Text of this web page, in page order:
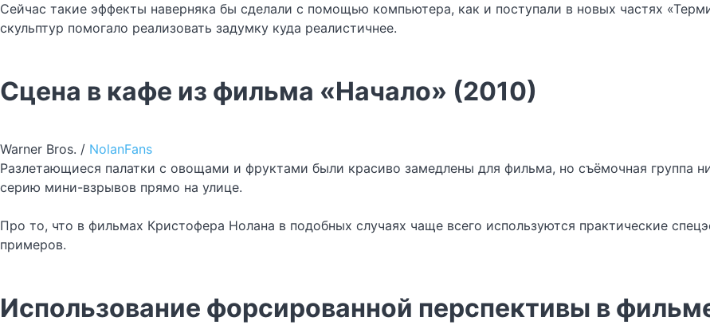
Сейчас такие эффекты наверняка бы сделали с помощью компьютера, как и поступали в новых частях
скульптур помогало реализовать задумку куда реалистичнее.
Сцена в кафе из фильма «Начало» (2010)
Warner Bros. / NolanFans
Разлетающиеся палатки с овощами и фруктами были красиво замедлены для фильма, но съёмочная группа
серию мини-взрывов прямо на улице.
Про то, что в фильмах Кристофера Нолана в подобных случаях чаще всего используются практические
примеров.
Использование форсированной перспективы в